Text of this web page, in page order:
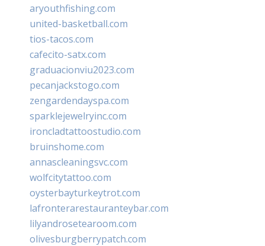
aryouthfishing.com
united-basketball.com
tios-tacos.com
cafecito-satx.com
graduacionviu2023.com
pecanjackstogo.com
zengardendayspa.com
sparklejewelryinc.com
ironcladtattoostudio.com
bruinshome.com
annascleaningsvc.com
wolfcitytattoo.com
oysterbayturkeytrot.com
lafronterarestauranteybar.com
lilyandrosetearoom.com
olivesburgberrypatch.com